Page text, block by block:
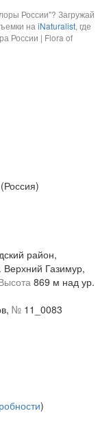
России"? Загружай
наiNaturalist, где
России | Flora of
район,
Верхний Газимур,
869 м над ур.
№ 11_0083
)